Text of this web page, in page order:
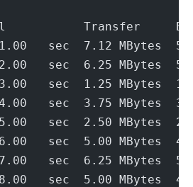
Transfer
sec  7.12
sec  6.25
sec  1.25
sec  3.75 MBytes
sec  2.50 MBytes
sec  5.00 MBytes
sec  6.25 MBytes
sec  5.00 MBytes